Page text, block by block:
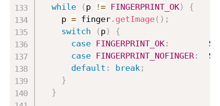
while
( p != FINGERPRINT_OK)
{
    p
= finger. getImage( ) ;
switch
( p)
{
case
FINGERPRINT_OK:
case
FINGERPRINT_NOFINGER:
default : break ;
}
}